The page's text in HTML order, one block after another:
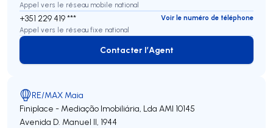
Appel vers le réseau mobile national
+351 229 419 ***
Voir le numéro de téléphone
Appel vers le réseau fixe national
Contacter l’Agent
Contacter l’Agent
RE/MAX Maia
Finiplace - Mediação Imobiliária, Lda AMI 10145
Avenida D. Manuel II, 1944